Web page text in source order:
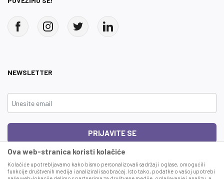
NEWSLETTER
PRIJAVITE SE
Ova web-stranica koristi kolačiće
Kolačiće upotrebljavamo kako bismo personalizovali sadržaj i oglase, omogućili
funkcije društvenih medija i analizirali saobraćaj. Isto tako, podatke o vašoj upotrebi